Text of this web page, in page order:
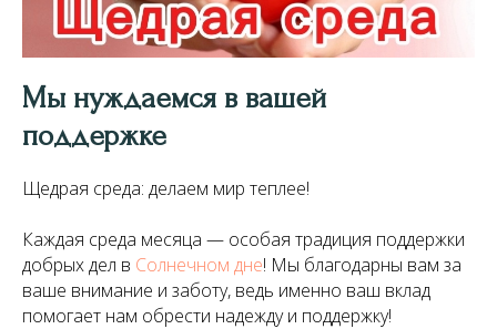
Мы нуждаемся в вашей
поддержке
Щедрая среда: делаем мир теплее!
Каждая среда месяца — особая традиция поддержки
добрых дел в Солнечном дне! Мы благодарны вам за
ваше внимание и заботу, ведь именно ваш вклад
помогает нам обрести надежду и поддержку!